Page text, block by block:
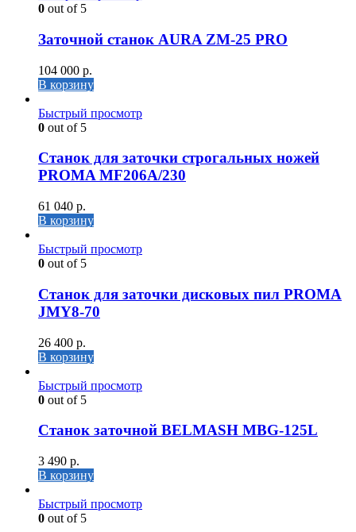
0 out of 5
Заточной станок AURA ZM-25 PRO
104 000 р.
В корзину
Быстрый просмотр
0 out of 5
Станок для заточки строгальных ножей
PROMA MF206A/230
61 040 р.
В корзину
Быстрый просмотр
0 out of 5
Станок для заточки дисковых пил PROMA
JMY8-70
26 400 р.
В корзину
Быстрый просмотр
0 out of 5
Станок заточной BELMASH MBG-125L
3 490 р.
В корзину
Быстрый просмотр
0 out of 5